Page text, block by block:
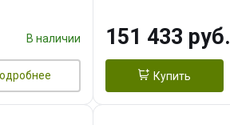
В наличии 151 433 руб.
Купить